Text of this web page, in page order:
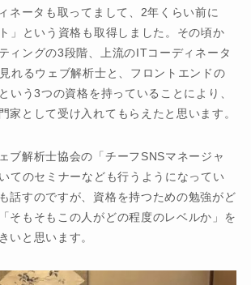
ネータも取ってまして、2年くらい前に
」という資格も取得しました。その頃か
ィングの3段階、上流のITコーディネータ
れるウェブ解析士と、フロントエンドの
いう3つの資格を持っていることにより、
家として受け入れてもらえたと思います。
ブ解析士協会の「チーフSNSマネージャ
てのセミナーなども行うようになってい
話すのですが、資格を持つための勉強がど
そもそもこの人がどの程度のレベルか」を
いと思います。